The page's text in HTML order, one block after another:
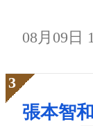
08月09日
張本智